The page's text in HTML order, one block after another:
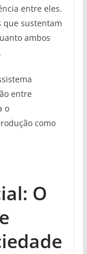
entre eles.
que sustentam
ambos
entre
o
como
O